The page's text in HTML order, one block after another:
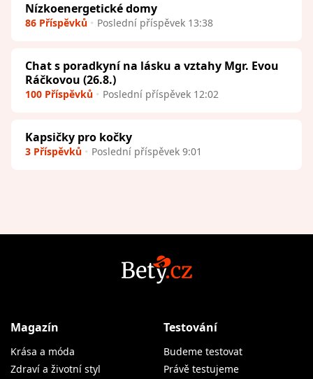
Nízkoenergetické domy
86 Příspěvků Poslední příspěvek 13:38
Chat s poradkyní na lásku a vztahy Mgr. Evou
Ráčkovou (26.8.)
100 Příspěvků Poslední příspěvek 12:02
Kapsičky pro kočky
3 Příspěvků Poslední příspěvek 9:01
Magazín
Krása a móda
Zdraví a životní styl
Testování
Budeme testovat
Právě testujeme